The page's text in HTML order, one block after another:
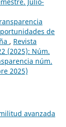
Julio-
de
, Revista
(2025): Núm.
núm.
2025)
avanzada